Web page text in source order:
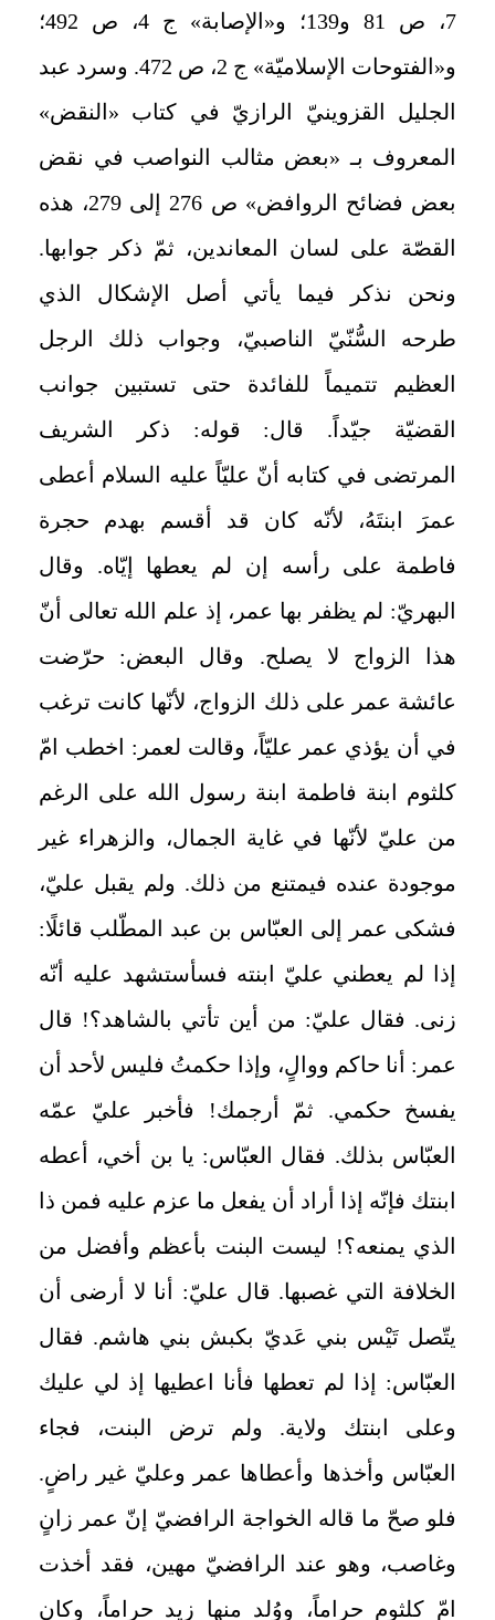
7، ص 81 و139؛ و«الإصابة» ج 4، ص 492؛
و«الفتوحات الإسلاميّة» ج 2، ص 472. وسرد عبد
الجليل القزوينيّ الرازيّ في كتاب «النقض»
المعروف بـ «بعض مثالب النواصب في نقض
بعض فضائح الروافض» ص 276 إلى 279، هذه
القصّة على لسان المعاندين، ثمّ ذكر جوابها.
ونحن نذكر فيما يأتي أصل الإشكال الذي
طرحه السُّنّيّ الناصبيّ، وجواب ذلك الرجل
العظيم تتميماً للفائدة حتى تستبين جوانب
القضيّة جيّداً. قال: قوله: ذكر الشريف
المرتضى في كتابه أنّ عليّاً عليه السلام أعطى
عمرَ ابنتَهُ، لأنّه كان قد أقسم بهدم حجرة
فاطمة على رأسه إن لم يعطها إيّاه. وقال
البهريّ: لم يظفر بها عمر، إذ علم الله تعالى أنّ
هذا الزواج لا يصلح. وقال البعض: حرّضت
عائشة عمر على ذلك الزواج، لأنّها كانت ترغب
في أن يؤذي عمر عليّاً، وقالت لعمر: اخطب امّ
كلثوم ابنة فاطمة ابنة رسول الله على الرغم
من عليّ لأنّها في غاية الجمال، والزهراء غير
موجودة عنده فيمتنع من ذلك. ولم يقبل عليّ،
فشكى عمر إلى العبّاس بن عبد المطّلب قائلًا:
إذا لم يعطني عليّ ابنته فسأستشهد عليه أنّه
زنى. فقال عليّ: من أين تأتي بالشاهد؟! قال
عمر: أنا حاكم ووالٍ، وإذا حكمتُ فليس لأحد أن
يفسخ حكمي. ثمّ أرجمك! فأخبر عليّ عمّه
العبّاس بذلك. فقال العبّاس: يا بن أخي، أعطه
ابنتك فإنّه إذا أراد أن يفعل ما عزم عليه فمن ذا
الذي يمنعه؟! ليست البنت بأعظم وأفضل من
الخلافة التي غصبها. قال عليّ: أنا لا أرضى أن
يتّصل تَيْس بني عَديّ بكبش بني هاشم. فقال
العبّاس: إذا لم تعطها فأنا اعطيها إذ لي عليك
وعلى ابنتك ولاية. ولم ترض البنت، فجاء
العبّاس وأخذها وأعطاها عمر وعليّ غير راضٍ.
فلو صحّ ما قاله الخواجة الرافضيّ إنّ عمر زانٍ
وغاصب، وهو عند الرافضيّ مهين، فقد أخذت
امّ كلثوم حراماً، ووُلد منها زيد حراماً، وكان